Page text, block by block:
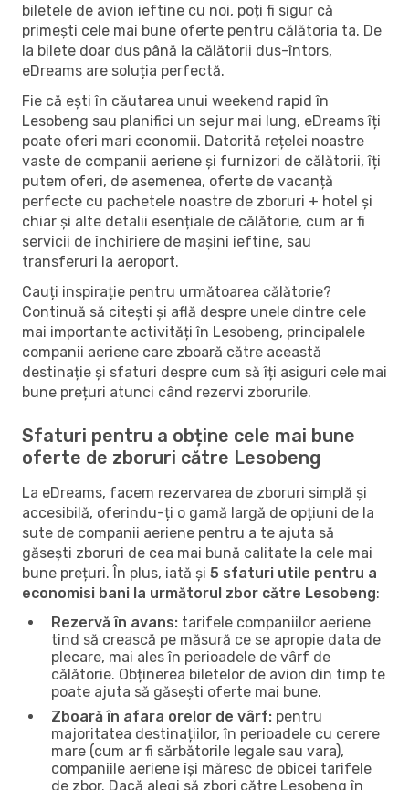
biletele de avion ieftine cu noi, poți fi sigur că
primești cele mai bune oferte pentru călătoria ta. De
la bilete doar dus până la călătorii dus-întors,
eDreams are soluția perfectă.
Fie că ești în căutarea unui weekend rapid în
Lesobeng sau planifici un sejur mai lung, eDreams îți
poate oferi mari economii. Datorită rețelei noastre
vaste de companii aeriene și furnizori de călătorii, îți
putem oferi, de asemenea, oferte de vacanță
perfecte cu pachetele noastre de zboruri + hotel și
chiar și alte detalii esențiale de călătorie, cum ar fi
servicii de închiriere de mașini ieftine, sau
transferuri la aeroport.
Cauți inspirație pentru următoarea călătorie?
Continuă să citești și află despre unele dintre cele
mai importante activități în Lesobeng, principalele
companii aeriene care zboară către această
destinație și sfaturi despre cum să îți asiguri cele mai
bune prețuri atunci când rezervi zborurile.
Sfaturi pentru a obține cele mai bune
oferte de zboruri către Lesobeng
La eDreams, facem rezervarea de zboruri simplă și
accesibilă, oferindu-ți o gamă largă de opțiuni de la
sute de companii aeriene pentru a te ajuta să
găsești zboruri de cea mai bună calitate la cele mai
bune prețuri. În plus, iată și 5 sfaturi utile pentru a
economisi bani la următorul zbor către Lesobeng:
Rezervă în avans: tarifele companiilor aeriene
tind să crească pe măsură ce se apropie data de
plecare, mai ales în perioadele de vârf de
călătorie. Obținerea biletelor de avion din timp te
poate ajuta să găsești oferte mai bune.
Zboară în afara orelor de vârf: pentru
majoritatea destinațiilor, în perioadele cu cerere
mare (cum ar fi sărbătorile legale sau vara),
companiile aeriene își măresc de obicei tarifele
de zbor. Dacă alegi să zbori către Lesobeng în